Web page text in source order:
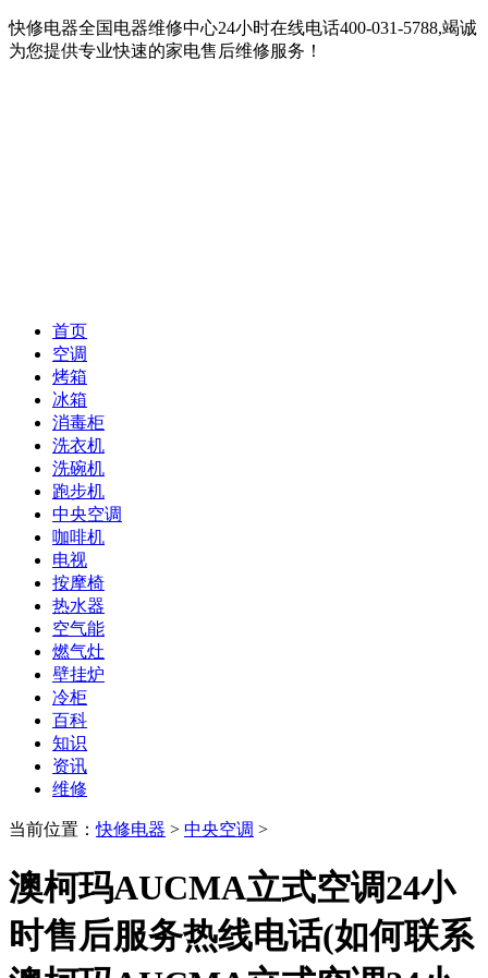
快修电器全国电器维修中心24小时在线电话400-031-5788,竭诚
为您提供专业快速的家电售后维修服务！
首页
空调
烤箱
冰箱
消毒柜
洗衣机
洗碗机
跑步机
中央空调
咖啡机
电视
按摩椅
热水器
空气能
燃气灶
壁挂炉
冷柜
百科
知识
资讯
维修
当前位置：快修电器 > 中央空调 >
澳柯玛AUCMA立式空调24小
时售后服务热线电话(如何联系